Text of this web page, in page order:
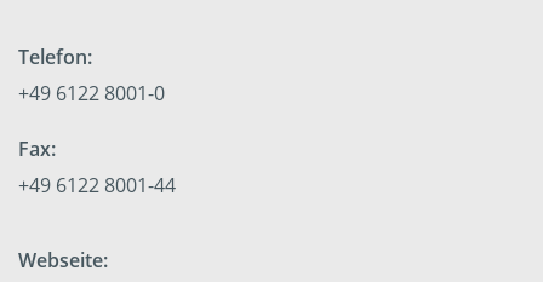
Telefon:
+49 6122 8001-0
Fax:
+49 6122 8001-44
Webseite: